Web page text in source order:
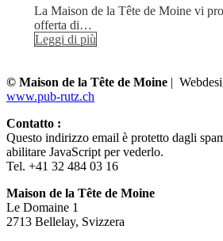
La Maison de la Tête de Moine vi
offerta di…
Leggi di più
© Maison de la Tête de Moine |
www.pub-rutz.ch
Contatto :
Questo indirizzo email è protetto dagli
abilitare JavaScript per vederlo.
Tel. +41 32 484 03 16
Maison de la Tête de Moine
Le Domaine 1
2713 Bellelay, Svizzera